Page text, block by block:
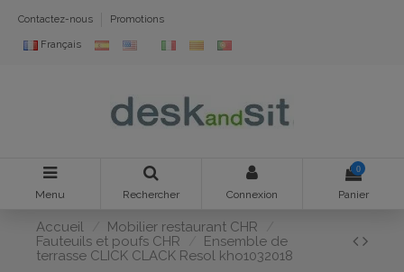
Contactez-nous Promotions
Français
Menu Rechercher Connexion
0
Panier
Accueil
Mobilier restaurant CHR
Fauteuils et poufs CHR
Ensemble de
terrasse CLICK CLACK Resol kho1032018